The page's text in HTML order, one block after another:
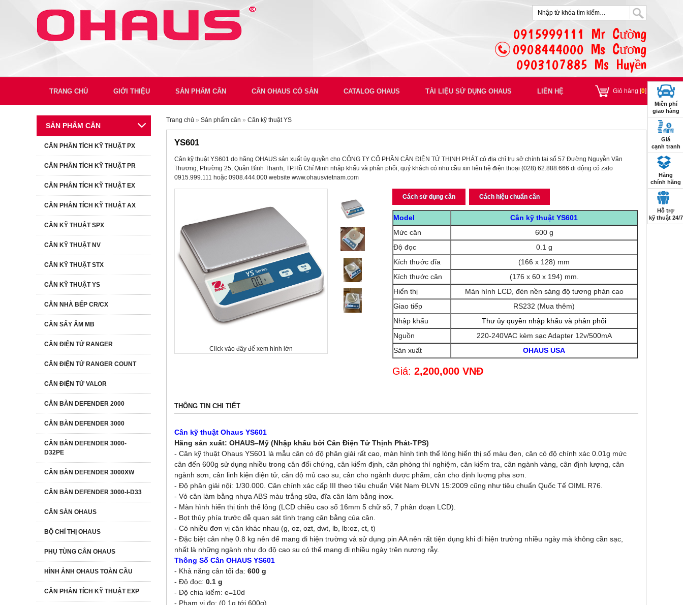
0915999111 Mr Cường
0908444000 Ms Cương
0903107885 Ms Huyền
TRANG CHỦ GIỚI THIỆU SẢN PHẨM CÂN CÂN OHAUS CÓ SẲN CATALOG OHAUS TÀI LIỆU SỬ DỤNG OHAUS LIÊN HỆ Giỏ hàng [0]
Trang chủ » Sản phẩm cân » Cân kỹ thuật YS
YS601
Cân kỹ thuật YS601 do hãng OHAUS sản xuất ủy quyền cho CÔNG TY CỔ PHẦN CÂN ĐIỆN TỬ THỊNH PHÁT có địa chỉ trụ sở chính tại số 57 Đường Nguyễn Văn
Thương, Phường 25, Quận Bình Thạnh, TP.Hồ Chí Minh nhập khẩu và phân phối, quý khách có nhu cầu xin liên hệ điện thoại (028) 62.888.666 di dộng có zalo
0915.999.111 hoặc 0908.444.000 website www.ohausvietnam.com
Click vào đây để xem hình lớn
Cách sử dụng cân Cách hiệu chuẩn cân
Model
Cân kỹ thuật YS601
Mức cân
600 g
Độ đọc
0.1 g
Kích thước đĩa
(166 x 128) mm
Kích thước cân
(176 x 60 x 194) mm.
Hiển thị
Màn hình LCD, đèn nền sáng độ tương phản cao
Giao tiếp
RS232 (Mua thêm)
Nhập khẩu
Thư ủy quyền nhập khẩu và phân phối
Nguồn
220-240VAC kèm sạc Adapter 12v/500mA
Sản xuất
OHAUS USA
Giá:2,200,000 VNĐ
THÔNG TIN CHI TIẾT
Cân kỹ thuật Ohaus YS601
Hãng sản xuất: OHAUS–Mỹ (Nhập khẩu bởi Cân Điện Tử Thịnh Phát-TPS)
- Cân kỹ thuật Ohaus YS601 là mẫu cân có độ phân giải rất cao, màn hình tinh thể lỏng hiển thị số màu đen, cân có độ chính xác 0.01g mức
cân đến 600g sử dụng nhiều trong cân đối chứng, cân kiểm định, cân phòng thí nghiệm, cân kiểm tra, cân ngành vàng, cân định lượng, cân
ngành sơn, cân linh kiện điện tử, cân độ mủ cao su, cân cho ngành dược phẩm, cân cho định lượng pha sơn.
- Độ phân giải nội: 1/30.000. Cân chính xác cấp III theo tiêu chuẩn Việt Nam ĐLVN 15:2009 cũng như tiêu chuẩn Quốc Tế OIML R76.
- Vỏ cân làm bằng nhựa ABS màu trắng sữa, đĩa cân làm bằng inox.
- Màn hình hiển thị tinh thể lỏng (LCD chiều cao số 16mm 5 chữ số, 7 phân đoạn LCD).
- Bọt thủy phía trước dễ quan sát tình trạng cân bằng của cân.
- Có nhiều đơn vị cân khác nhau (g, oz, ozt, dwt, lb, lb:oz, ct, t)
- Đặc biệt cân nhẹ 0.8 kg nên để mang đi hiện trường và sử dụng pin AA nên rất tiện dụng khi đi hiện trường nhiều ngày mà không cần sạc,
nhất là những ngành như đo độ cao su có thể mang đi nhiều ngày trên nương rẫy.
Thông Số Cân OHAUS YS601
- Khả năng cân tối đa: 600 g
- Độ đọc: 0.1 g
- Độ chia kiểm: e=10d
- Phạm vi đo: (0.1g tới 600g).
SẢN PHẨM CÂN
CÂN PHÂN TÍCH KỸ THUẬT PX
CÂN PHÂN TÍCH KỸ THUẬT PR
CÂN PHÂN TÍCH KỸ THUẬT EX
CÂN PHÂN TÍCH KỸ THUẬT AX
CÂN KỸ THUẬT SPX
CÂN KỸ THUẬT NV
CÂN KỸ THUẬT STX
CÂN KỸ THUẬT YS
CÂN NHÀ BẾP CR/CX
CÂN SẤY ẨM MB
CÂN ĐIỆN TỬ RANGER
CÂN ĐIỆN TỬ RANGER COUNT
CÂN ĐIỆN TỬ VALOR
CÂN BÀN DEFENDER 2000
CÂN BÀN DEFENDER 3000
CÂN BÀN DEFENDER 3000-
D32PE
CÂN BÀN DEFENDER 3000XW
CÂN BÀN DEFENDER 3000-I-D33
CÂN SÀN OHAUS
BỘ CHỈ THỊ OHAUS
PHỤ TÙNG CÂN OHAUS
HÌNH ẢNH OHAUS TOÀN CẦU
CÂN PHÂN TÍCH KỸ THUẬT EXP
Miễn phí
giao hàng
Giá
cạnh tranh
Hàng
chính hãng
Hỗ trợ
kỹ thuật 24/7